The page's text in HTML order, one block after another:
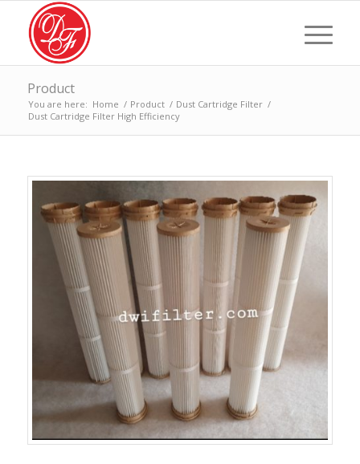
Product
You are here: Home / Product / Dust Cartridge Filter /
Dust Cartridge Filter High Efficiency